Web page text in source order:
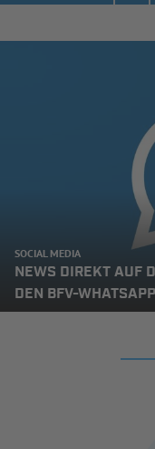
SOCIAL MEDIA
NEWS DIREKT AUF
DEN BFV-